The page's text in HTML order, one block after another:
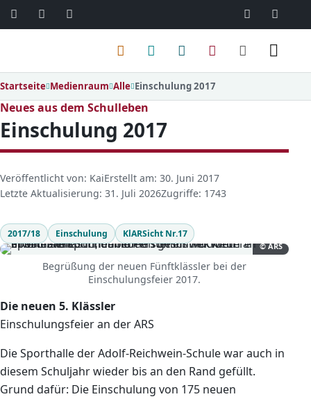
06103 / 30
Menü
Startseite Medienraum Alle Einschulung 2017
Neues aus dem Schulleben
Einschulung 2017
D
e
a
i
l
Veröffentlicht von: KaiErstellt am: 30. Juni 2017
Letzte Aktualisierung: 31. Juli 2026Zugriffe: 1743
2017/18 Einschulung KlARSicht Nr.17
© ARS
Begrüßung der neuen Fünftklässler bei der
Einschulungsfeier 2017.
Die neuen 5. Klässler
Einschulungsfeier an der ARS
Die Sporthalle der Adolf-Reichwein-Schule war auch in
diesem Schuljahr wieder bis an den Rand gefüllt.
Grund dafür: Die Einschulung von 175 neuen